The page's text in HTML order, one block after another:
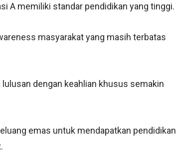
A memiliki standar pendidikan yang tinggi.
masyarakat yang masih terbatas
dengan keahlian khusus semakin
emas untuk mendapatkan pendidikan